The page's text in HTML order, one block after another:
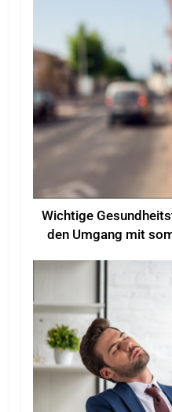
Wichtige
den Umgang mit